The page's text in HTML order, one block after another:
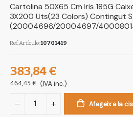
Cartolina 50X65 Cm Iris 185G
3X200 Uts(23 Colors) Contingut
(20004696/20004697/
Ref.Artículo 10701419
383,84 €
464,45 € (IVA inc.)
Afegeix a la